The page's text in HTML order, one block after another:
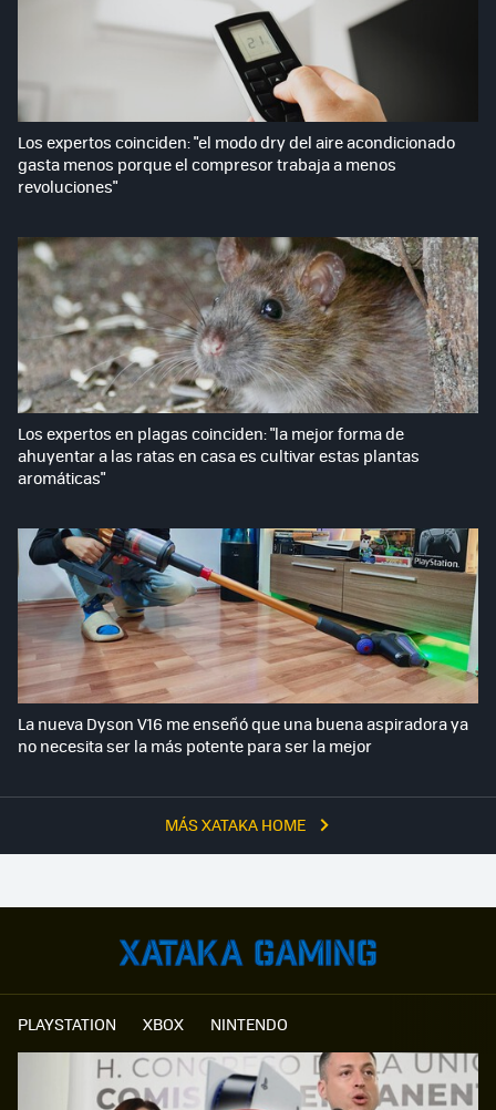
MÁS XATAKA HOME
Los expertos coinciden: "el modo dry del aire acondicionado
gasta menos porque el compresor trabaja a menos
revoluciones"
Los expertos en plagas coinciden: "la mejor forma de
ahuyentar a las ratas en casa es cultivar estas plantas
aromáticas"
La nueva Dyson V16 me enseñó que una buena aspiradora ya
no necesita ser la más potente para ser la mejor
PLAYSTATION XBOX NINTENDO